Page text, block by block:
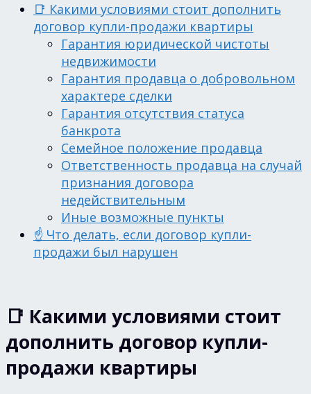
📑 Какими условиями стоит дополнить
договор купли-продажи квартиры
Гарантия юридической чистоты
недвижимости
Гарантия продавца о добровольном
характере сделки
Гарантия отсутствия статуса
банкрота
Семейное положение продавца
Ответственность продавца на случай
признания договора
недействительным
Иные возможные пункты
☝️ Что делать, если договор купли-
продажи был нарушен
📑 Какими условиями стоит
дополнить договор купли-
продажи квартиры